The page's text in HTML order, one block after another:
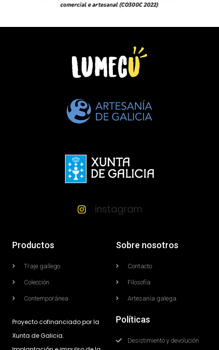
instagram
Productos
Traje gallego
Colección
Contemporánea
Sobre nosotros
Contacto
Filosofía
Artesanía galega
Proyecto cofinanciado por la
Xunta de Galicia.
Políticas
Desistimiento y devolución